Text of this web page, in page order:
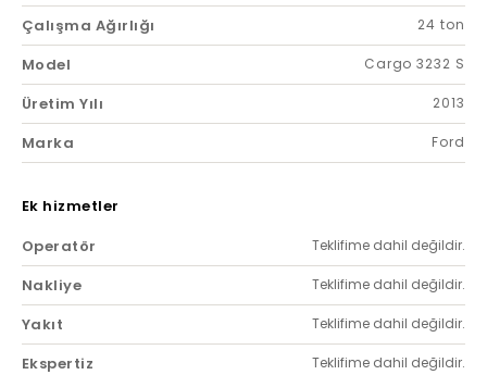
Çalışma Ağırlığı 24 ton
Model Cargo 3232 S
Üretim Yılı 2013
Marka Ford
Ek hizmetler
Operatör
Teklifime dahil değildir.
Nakliye Teklifime dahil değildir.
Yakıt Teklifime dahil değildir.
Ekspertiz Teklifime dahil değildir.